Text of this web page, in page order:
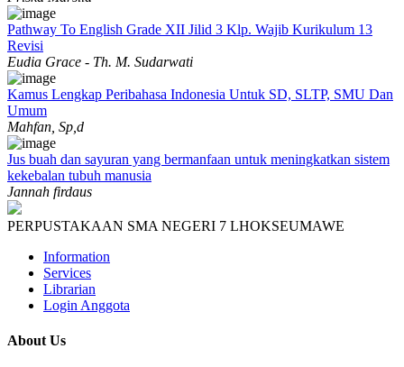
Pathway To English Grade XII Jilid 3 Klp. Wajib Kurikulum 13
Revisi
Eudia Grace - Th. M. Sudarwati
Kamus Lengkap Peribahasa Indonesia Untuk SD, SLTP, SMU Dan
Umum
Mahfan, Sp,d
Jus buah dan sayuran yang bermanfaan untuk meningkatkan sistem
kekebalan tubuh manusia
Jannah firdaus
PERPUSTAKAAN SMA NEGERI 7 LHOKSEUMAWE
Information
Services
Librarian
Login Anggota
About Us